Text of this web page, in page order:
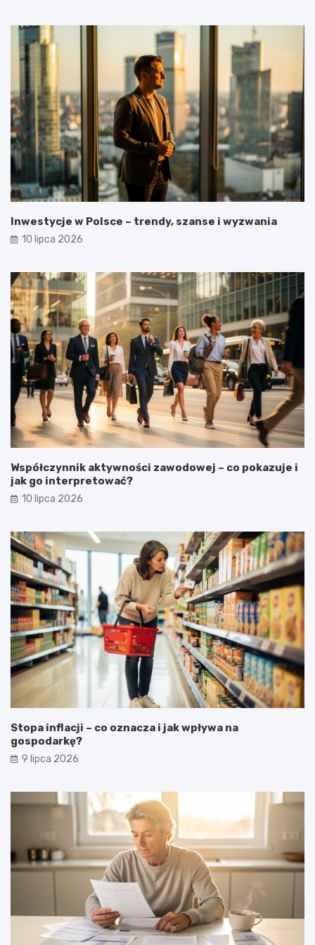
Inwestycje w Polsce – trendy, szanse i wyzwania
10 lipca 2026
Współczynnik aktywności zawodowej – co pokazuje i
jak go interpretować?
10 lipca 2026
Stopa inflacji – co oznacza i jak wpływa na
gospodarkę?
9 lipca 2026